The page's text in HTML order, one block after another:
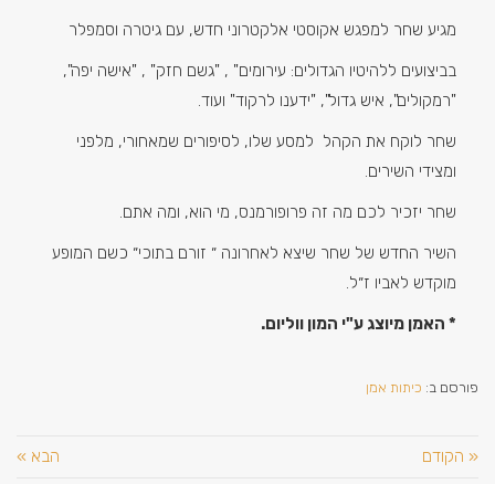
מגיע שחר למפגש אקוסטי אלקטרוני חדש, עם גיטרה וסמפלר
בביצועים ללהיטיו הגדולים: עירומים" , "גשם חזק" , "אישה יפה",
"רמקולים", איש גדול", "ידענו לרקוד" ועוד.
שחר לוקח את הקהל למסע שלו, לסיפורים שמאחורי, מלפני
ומצידי השירים.
שחר יזכיר לכם מה זה פרופורמנס, מי הוא, ומה אתם.
השיר החדש של שחר שיצא לאחרונה ״ זורם בתוכי״ כשם המופע
מוקדש לאביו ז״ל.
* האמן מיוצג ע"י המון ווליום.
פורסם ב: כיתות אמן
« הקודם הבא »